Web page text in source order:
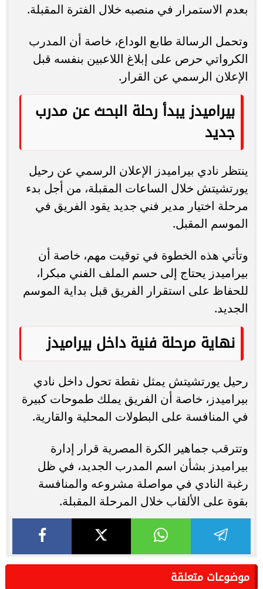
بعدم الاستمرار في منصبه خلال الفترة المقبلة.
وتحمل الرسالة طابع الوداع، خاصة أن المدرب
الكرواتي حرص على إبلاغ اللاعبين بنفسه قبل
الإعلان الرسمي عن القرار.
بيراميدز يبدأ رحلة البحث عن مدرب
جديد
ينتظر نادي بيراميدز الإعلان الرسمي عن رحيل
يورتشيتش خلال الساعات المقبلة، من أجل بدء
مرحلة اختيار مدير فني جديد يقود الفريق في
الموسم المقبل.
وتأتي هذه الخطوة في توقيت مهم، خاصة أن
بيراميدز يحتاج إلى حسم الملف الفني مبكرا،
للحفاظ على استقرار الفريق قبل بداية الموسم
الجديد.
نهاية مرحلة فنية داخل بيراميدز
رحيل يورتشيتش يمثل نقطة تحول داخل نادي
بيراميدز، خاصة أن الفريق يملك طموحات كبيرة
في المنافسة على البطولات المحلية والقارية.
وتترقب جماهير الكرة المصرية قرار إدارة
بيراميدز بشأن اسم المدرب الجديد، في ظل
رغبة النادي في مواصلة مشروعه والمنافسة
بقوة على الألقاب خلال المرحلة المقبلة.
موضوعات متعلقة